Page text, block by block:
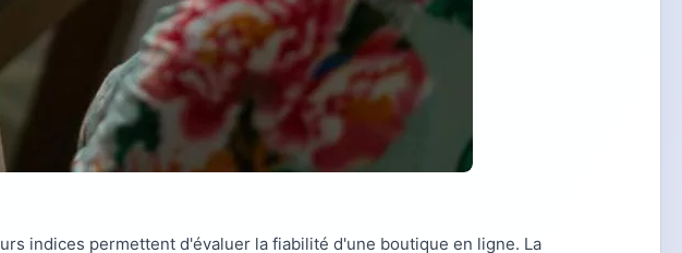
indices permettent d'évaluer la fiabilité d'une boutique en ligne. La